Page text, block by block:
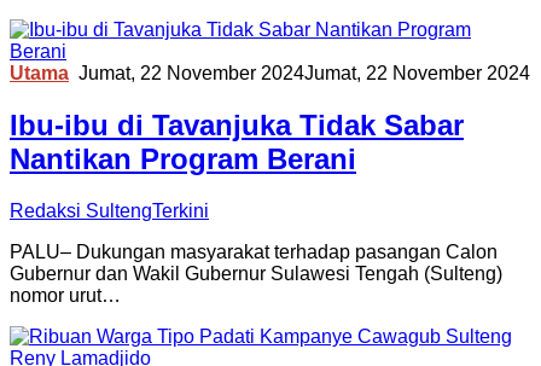
Utama Jumat, 22 November 2024Jumat, 22 November 2024
Ibu-ibu di Tavanjuka Tidak Sabar
Nantikan Program Berani
Redaksi SultengTerkini
PALU– Dukungan masyarakat terhadap pasangan Calon
Gubernur dan Wakil Gubernur Sulawesi Tengah (Sulteng)
nomor urut…